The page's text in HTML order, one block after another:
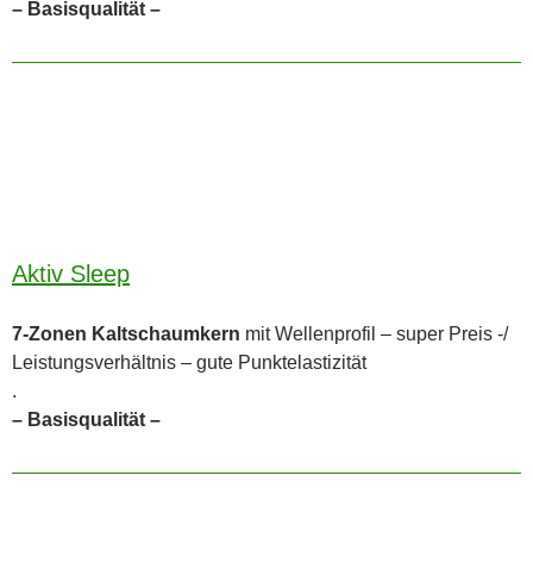
– Basisqualität –
Aktiv Sleep
7-Zonen Kaltschaumkern mit Wellenprofil – super Preis -/
Leistungsverhältnis – gute Punktelastizität
.
– Basisqualität –